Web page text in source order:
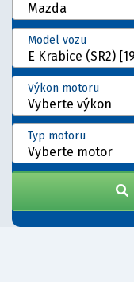
Mazda
E Krabice (SR2)
Model vozu
Vyberte výkon
Výkon motoru
Vyberte motor
Typ motoru